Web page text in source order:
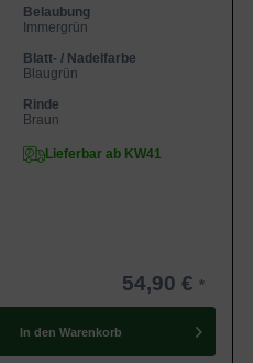
Belaubung
Immergrün
Blatt- / Nadelfarbe
Blaugrün
Rinde
Braun
Lieferbar ab KW41
54,90 €
In den Warenkorb